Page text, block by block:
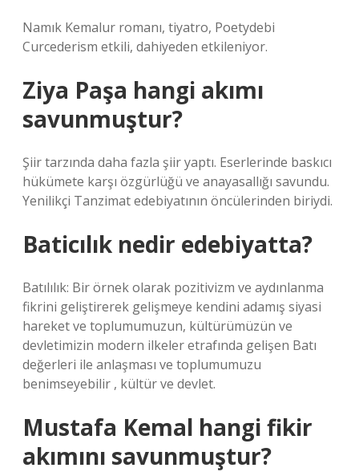
Namık Kemalur romanı, tiyatro, Poetydebi
Curcederism etkili, dahiyeden etkileniyor.
Ziya Paşa hangi akımı
savunmuştur?
Şiir tarzında daha fazla şiir yaptı. Eserlerinde baskıcı
hükümete karşı özgürlüğü ve anayasallığı savundu.
Yenilikçi Tanzimat edebiyatının öncülerinden biriydi.
Baticılık nedir edebiyatta?
Batılılık: Bir örnek olarak pozitivizm ve aydınlanma
fikrini geliştirerek gelişmeye kendini adamış siyasi
hareket ve toplumumuzun, kültürümüzün ve
devletimizin modern ilkeler etrafında gelişen Batı
değerleri ile anlaşması ve toplumumuzu
benimseyebilir , kültür ve devlet.
Mustafa Kemal hangi fikir
akımını savunmuştur?